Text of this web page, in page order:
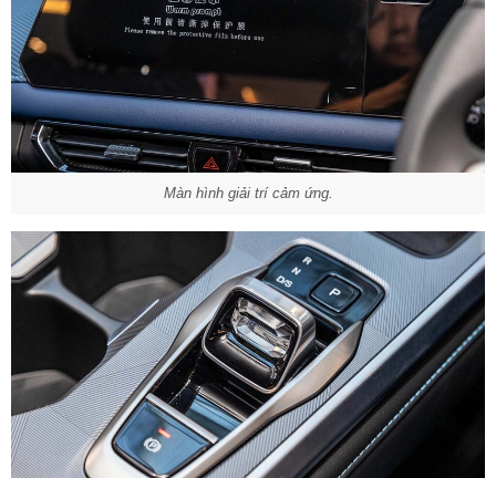
Màn hình giải trí cảm ứng.